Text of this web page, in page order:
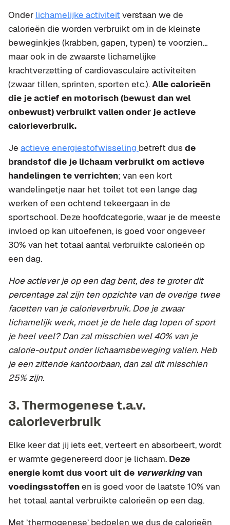
Onder lichamelijke activiteit verstaan we de
calorieën die worden verbruikt om in de kleinste
beweginkjes (krabben, gapen, typen) te voorzien…
maar ook in de zwaarste lichamelijke
krachtverzetting of cardiovasculaire activiteiten
(zwaar tillen, sprinten, sporten etc.).Alle calorieën
die je actief en motorisch (bewust dan wel
onbewust) verbruikt vallen onder je actieve
calorieverbruik.
Je actieve energiestofwisseling betreft dusde
brandstof die je lichaam verbruikt om actieve
handelingen te verrichten; van een kort
wandelingetje naar het toilet tot een lange dag
werken of een ochtend tekeergaan in de
sportschool. Deze hoofdcategorie, waar je de meeste
invloed op kan uitoefenen, is goed voor ongeveer
30% van het totaal aantal verbruikte calorieën op
een dag.
Hoe actiever je op een dag bent, des te groter dit
percentage zal zijn ten opzichte van de overige twee
facetten van je calorieverbruik. Doe je zwaar
lichamelijk werk, moet je de hele dag lopen of sport
je heel veel? Dan zal misschien wel 40% van je
calorie-output onder lichaamsbeweging vallen. Heb
je een zittende kantoorbaan, dan zal dit misschien
25% zijn.
3. Thermogenese t.a.v.
calorieverbruik
Elke keer dat jij iets eet, verteert en absorbeert, wordt
er warmte gegenereerd door je lichaam. Deze
energie komt dus voort uit de verwerkingvan
voedingsstoffenen is goed voor de laatste 10% van
het totaal aantal verbruikte calorieën op een dag.
Met ’thermogenese’ bedoelen we dus de calorieën